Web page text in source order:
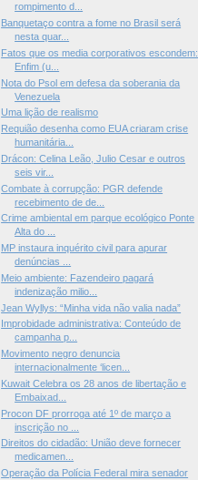
rompimento d...
Banquetaço contra a fome no Brasil será
nesta quar...
Fatos que os media corporativos escondem:
Enfim (u...
Nota do Psol em defesa da soberania da
Venezuela
Uma lição de realismo
Requião desenha como EUA criaram crise
humanitária...
Drácon: Celina Leão, Julio Cesar e outros
seis vir...
Combate à corrupção: PGR defende
recebimento de de...
Crime ambiental em parque ecológico Ponte
Alta do ...
MP instaura inquérito civil para apurar
denúncias ...
Meio ambiente: Fazendeiro pagará
indenização milio...
Jean Wyllys: “Minha vida não valia nada”
Improbidade administrativa: Conteúdo de
campanha p...
Movimento negro denuncia
internacionalmente ‘licen...
Kuwait Celebra os 28 anos de libertação e
Embaixad...
Procon DF prorroga até 1º de março a
inscrição no ...
Direitos do cidadão: União deve fornecer
medicamen...
Operação da Polícia Federal mira senador